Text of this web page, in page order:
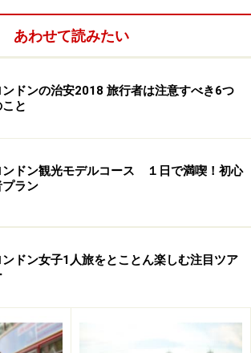
駅直結、鉄道界の大聖堂
クラス ルネッサンス・ロンド
の荘厳な外観。大英帝国の栄華をしのばせ
プンしたセント・パンクラス・ルネッ
・ホテル。「サンデー・タイムズ・マ
版世界のホテル100選で、見事「ロン
あわせて読みたい
ンドンの治安2018 旅行者は注意すべき6つ
と
ンドン観光モデルコース １日で満喫！初心
プラン
ンドン女子1人旅をとことん楽しむ注目ツア